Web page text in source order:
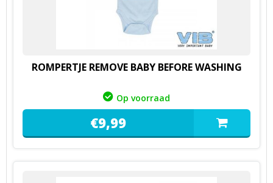
ROMPERTJE REMOVE BABY BEFORE WASHING
Op voorraad
€9,99